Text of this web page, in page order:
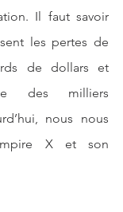
Il faut savoir
les pertes de
de dollars et
des milliers
nous nous
X et son